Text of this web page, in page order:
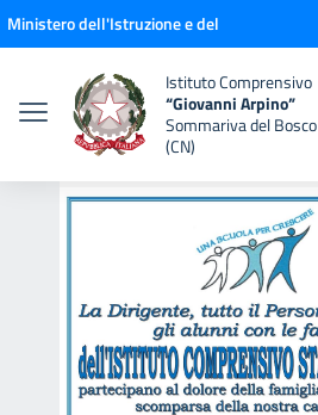
Vai ai contenuti
Vai al menu di navigazione
Vai al footer
Ministero dell'Istruzione e del
Istituto Comprensivo
“Giovanni Arpino”
Sommariva del Bosco
(CN)